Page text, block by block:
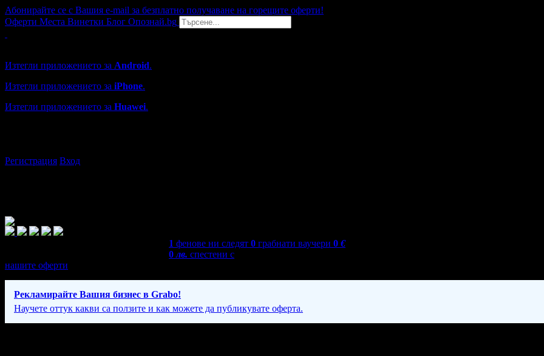
Абонирайте се с Вашия e-mail за безплатно получаване на горещите оферти!
Оферти Места Винетки Блог Опознай.bg
Изтегли приложението за Android.
Изтегли приложението за iPhone.
Изтегли приложението за Huawei.
Регистрация Вход
1 фенове ни следят 0 грабнати ваучери 0 €
0лв. спестени с
нашите оферти
Рекламирайте Вашия бизнес в Grabo!
Научете оттук какви са ползите и как можете да публикувате оферта.